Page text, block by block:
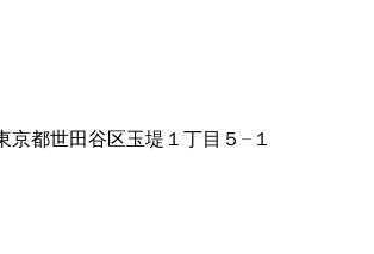
京都世田谷区玉堤１丁目５−１